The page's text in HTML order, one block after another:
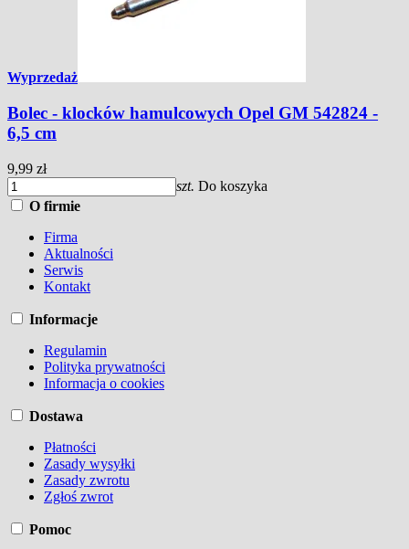
Wyprzedaż
Bolec - klocków hamulcowych Opel GM 542824 -
6,5 cm
9,99 zł
szt. Do koszyka
O firmie
Firma
Aktualności
Serwis
Kontakt
Informacje
Regulamin
Polityka prywatności
Informacja o cookies
Dostawa
Płatności
Zasady wysyłki
Zasady zwrotu
Zgłoś zwrot
Pomoc